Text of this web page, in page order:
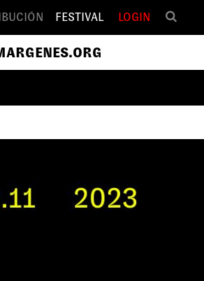
FESTIVAL LOGIN